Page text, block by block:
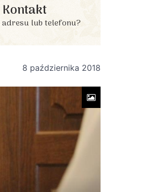
Kontakt
lub telefonu?
8 października 2018